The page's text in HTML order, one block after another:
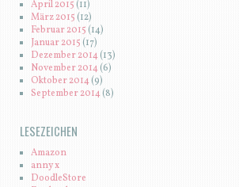
April 2015 (11)
März 2015 (12)
Februar 2015 (14)
Januar 2015 (17)
Dezember 2014(13)
November 2014(6)
Oktober 2014(9)
September 2014(8)
LESEZEICHEN
Amazon
anny x
DoodleStore